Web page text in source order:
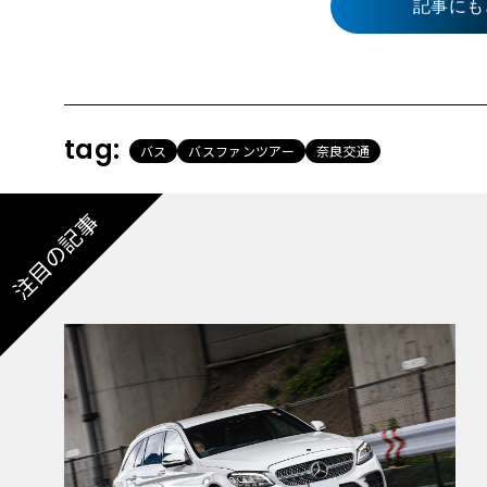
記事に
tag: バス バスファンツアー 奈良交通
注目の記事